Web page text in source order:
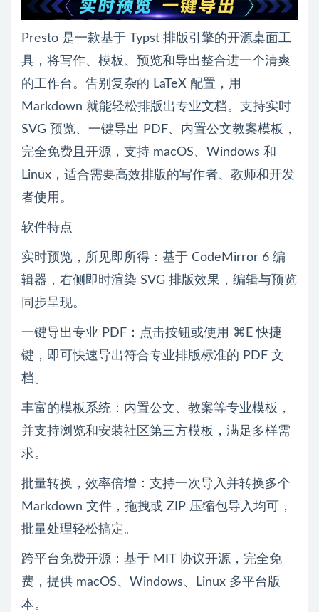
Presto 是一款基于 Typst 排版引擎的开源桌面工
具，将写作、模板、预览和导出整合进一个清爽
的工作台。告别复杂的 LaTeX 配置，用
Markdown 就能轻松排版出专业文档。支持实时
SVG 预览、一键导出 PDF、内置公文教案模板，
完全免费且开源，支持 macOS、Windows 和
Linux，适合需要高效排版的写作者、教师和开发
者使用。
软件特点
实时预览，所见即所得：基于 CodeMirror 6 编
辑器，右侧即时渲染 SVG 排版效果，编辑与预览
同步呈现。
一键导出专业 PDF：点击按钮或使用 ⌘E 快捷
键，即可快速导出符合专业排版标准的 PDF 文
档。
丰富的模板系统：内置公文、教案等专业模板，
并支持浏览和安装社区第三方模板，满足多样需
求。
批量转换，效率倍增：支持一次导入并转换多个
Markdown 文件，拖拽或 ZIP 压缩包导入均可，
批量处理轻松搞定。
跨平台免费开源：基于 MIT 协议开源，完全免
费，提供 macOS、Windows、Linux 多平台版
本。